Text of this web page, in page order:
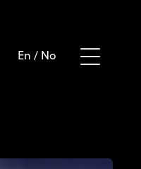
En / No